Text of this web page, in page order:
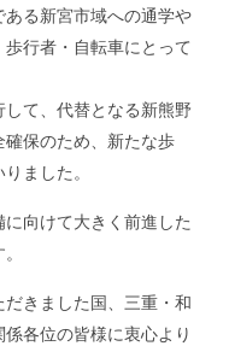
る新宮市域への通学や
行者・自転車にとって
て、代替となる新熊野
保のため、新たな歩
ました。
向けて大きく前進した
きました国、三重・和
各位の皆様に衷心より